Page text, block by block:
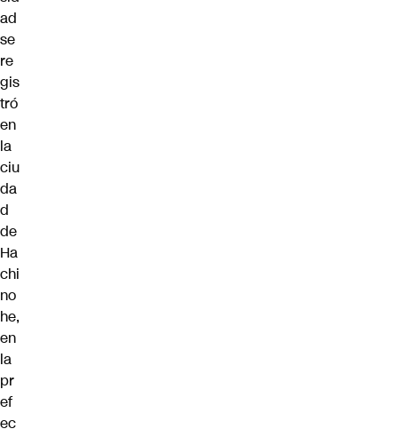
ad
se
re
gis
tró
en
la
ciu
da
d
de
Ha
chi
no
he,
en
la
pr
ef
ec